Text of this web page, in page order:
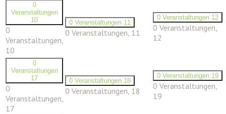
0
Veranstaltungen
10
0
Veranstaltungen,
10
0 Veranstaltungen 11
0 Veranstaltungen, 11
0 Veranstaltungen 12
0 Veranstaltungen,
12
0
Veranstaltungen
17
0
Veranstaltungen,
17
0 Veranstaltungen 18
0 Veranstaltungen, 18
0 Veranstaltungen 19
0 Veranstaltungen,
19